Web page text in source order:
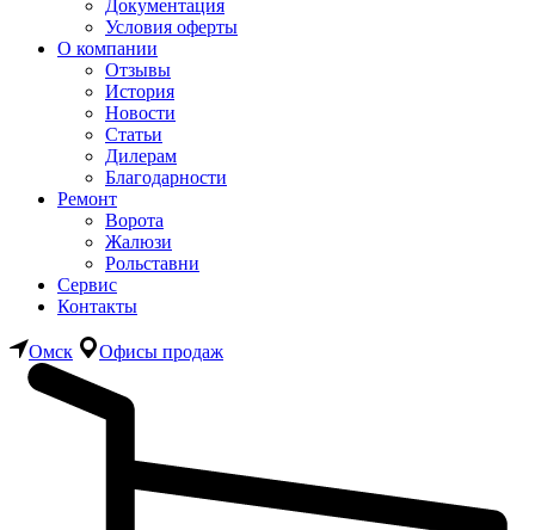
Документация
Условия оферты
О компании
Отзывы
История
Новости
Статьи
Дилерам
Благодарности
Ремонт
Ворота
Жалюзи
Рольставни
Сервис
Контакты
Омск Офисы продаж